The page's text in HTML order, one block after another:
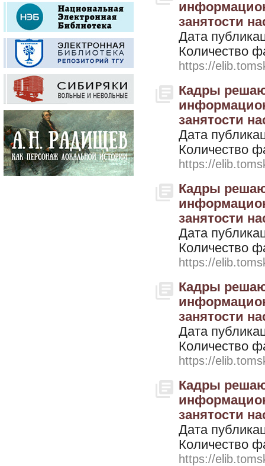
занятости
Дата
Количество
https://
Кадры
занятости
Дата
Количество
https://
Кадры
занятости
Дата
Количество
https://
Кадры
занятости
Дата
Количество
https://
Кадры
занятости
Дата
Количество
https://